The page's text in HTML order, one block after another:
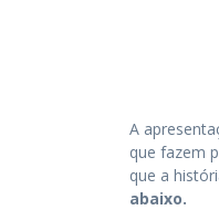
A
que fazem
que a
abaixo.